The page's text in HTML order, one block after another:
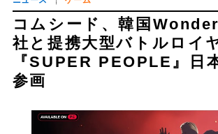
コムシード、韓国
社と提携大型バトルロイ
『SUPER PEOPLE』日
参画